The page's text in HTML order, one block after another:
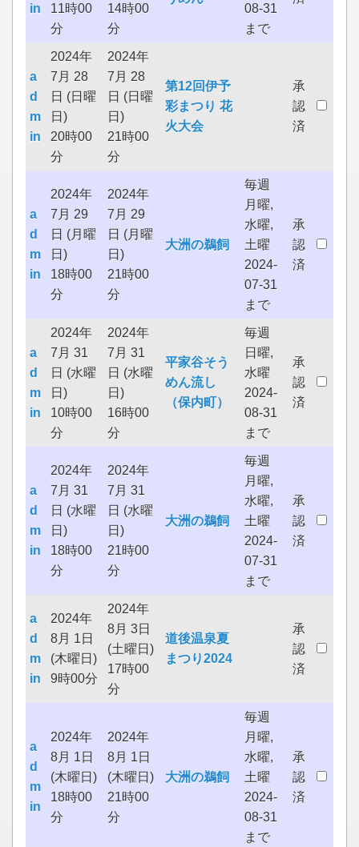
in
11時00
分
14時00
分
08-31
まで
a
d
m
in
2024年
7月 28
日 (日曜
日)
20時00
分
2024年
7月 28
日 (日曜
日)
21時00
分
第12回伊予
彩まつり 花
火大会
承
認
済
a
d
m
in
2024年
7月 29
日 (月曜
日)
18時00
分
2024年
7月 29
日 (月曜
日)
21時00
分
大洲の鵜飼
毎週
月曜,
水曜,
土曜
2024-
07-31
まで
承
認
済
a
d
m
in
2024年
7月 31
日 (水曜
日)
10時00
分
2024年
7月 31
日 (水曜
日)
16時00
分
平家谷そう
めん流し
（保内町）
毎週
日曜,
水曜
2024-
08-31
まで
承
認
済
a
d
m
in
2024年
7月 31
日 (水曜
日)
18時00
分
2024年
7月 31
日 (水曜
日)
21時00
分
大洲の鵜飼
毎週
月曜,
水曜,
土曜
2024-
07-31
まで
承
認
済
a
d
m
in
2024年
8月 1日
(木曜日)
9時00分
2024年
8月 3日
(土曜日)
17時00
分
道後温泉夏
まつり2024
承
認
済
a
d
m
in
2024年
8月 1日
(木曜日)
18時00
分
2024年
8月 1日
(木曜日)
21時00
分
大洲の鵜飼
毎週
月曜,
水曜,
土曜
2024-
08-31
まで
承
認
済